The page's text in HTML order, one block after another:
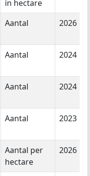
in hectare
Aantal 2026
Aantal 2024
Aantal 2024
Aantal 2023
Aantal per
hectare
2026